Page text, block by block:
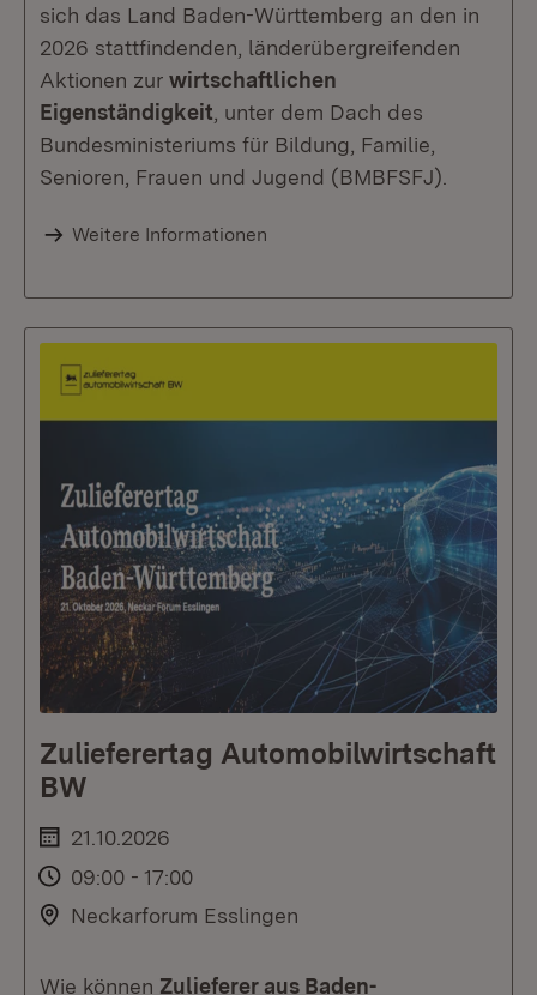
sich das Land Baden-Württemberg an den in
2026 stattfindenden, länderübergreifenden
Aktionen zur wirtschaftlichen
Eigenständigkeit , unter dem Dach des
Bundesministeriums für Bildung, Familie,
Senioren, Frauen und Jugend (BMBFSFJ).
Weitere Informationen
Zulieferertag Automobilwirtschaft
BW
21.10.2026
09:00 - 17:00
Neckarforum Esslingen
Wie können Zulieferer aus Baden-